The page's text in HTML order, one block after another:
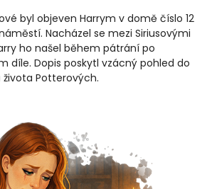
byl objeven Harrym v domě číslo 12
Nacházel se mezi Siriusovými
ho našel během pátrání po
díle. Dopis poskytl vzácný pohled do
Potterových.